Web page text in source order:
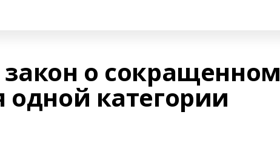
о сокращенном
категории